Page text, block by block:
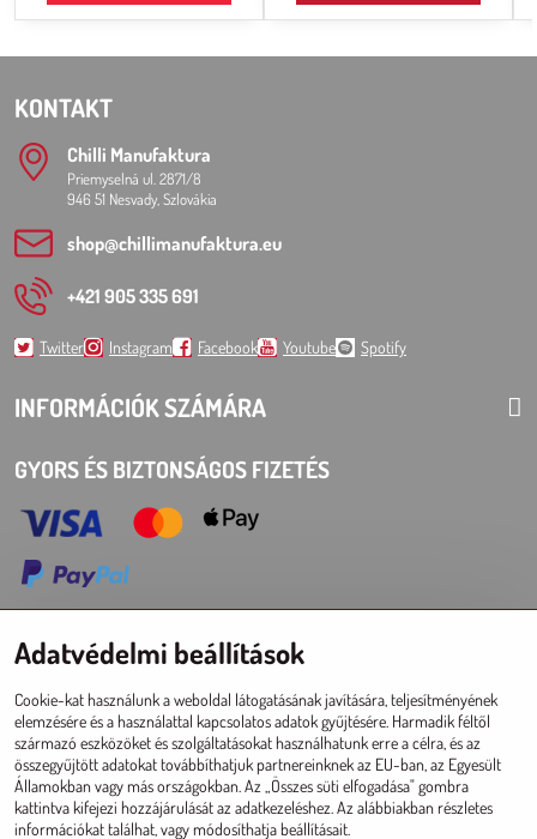
KONTAKT
Chilli Manufaktura
Priemyselná ul. 2871/8
946 51 Nesvady, Szlovákia
shop​@chillimanufaktura​.eu
+421 905 335 691
Twitter Instagram Facebook Youtube Spotify
INFORMÁCIÓK SZÁMÁRA
GYORS ÉS BIZTONSÁGOS FIZETÉS
Choose Eshop for your delivery country:
AT CZ DE SK HU PL EU other countries
NAGYKERESKEDELMI ESHOP
Registráció l Bejelentkezésí
Adatvédelmi beállítások
Cookie-kat használunk a weboldal látogatásának javítására, teljesítményének
elemzésére és a használattal kapcsolatos adatok gyűjtésére. Harmadik féltől
származó eszközöket és szolgáltatásokat használhatunk erre a célra, és az
összegyűjtött adatokat továbbíthatjuk partnereinknek az EU-ban, az Egyesült
Államokban vagy más országokban. Az „Összes süti elfogadása" gombra
kattintva kifejezi hozzájárulását az adatkezeléshez. Az alábbiakban részletes
információkat találhat, vagy módosíthatja beállításait.